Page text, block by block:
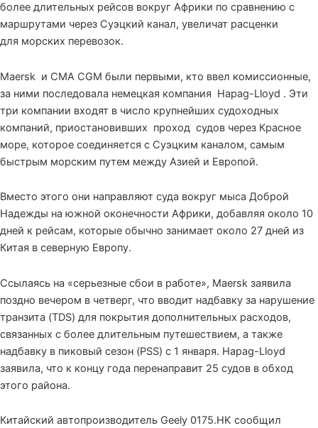
более длительных рейсов вокруг Африки по сравнению с
маршрутами через Суэцкий канал, увеличат расценки
для морских перевозок.
Maersk и CMA CGM были первыми, кто ввел комиссионные,
за ними последовала немецкая компания Hapag-Lloyd . Эти
три компании входят в число крупнейших судоходных
компаний, приостановивших проход судов через Красное
море, которое соединяется с Суэцким каналом, самым
быстрым морским путем между Азией и Европой.
Вместо этого они направляют суда вокруг мыса Доброй
Надежды на южной оконечности Африки, добавляя около 10
дней к рейсам, которые обычно занимает около 27 дней из
Китая в северную Европу.
Ссылаясь на «серьезные сбои в работе», Maersk заявила
поздно вечером в четверг, что вводит надбавку за нарушение
транзита (TDS) для покрытия дополнительных расходов,
связанных с более длительным путешествием, а также
надбавку в пиковый сезон (PSS) с 1 января. Hapag-Lloyd
заявила, что к концу года перенаправит 25 судов в обход
этого района.
Китайский автопроизводитель Geely 0175.HK сообщил